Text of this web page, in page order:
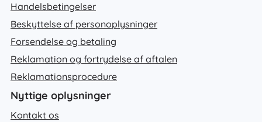
Handelsbetingelser
Beskyttelse af personoplysninger
Forsendelse og betaling
Reklamation og fortrydelse af aftalen
Reklamationsprocedure
Nyttige oplysninger
Kontakt os